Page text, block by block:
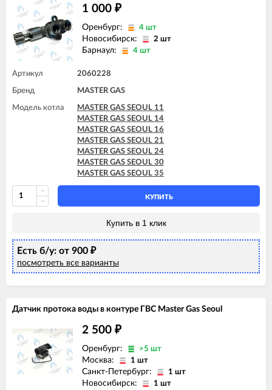
1 000 ₽
Оренбург: 4 шт
Новосибирск: 2 шт
Барнаул: 4 шт
Артикул 2060228
Бренд MASTER GAS
Модель котла
MASTER GAS SEOUL 11
MASTER GAS SEOUL 14
MASTER GAS SEOUL 16
MASTER GAS SEOUL 21
MASTER GAS SEOUL 24
MASTER GAS SEOUL 30
MASTER GAS SEOUL 35
КУПИТЬ
Купить в 1 клик
Есть б/у: от 900 ₽
посмотреть все варианты
Датчик протока воды в контуре ГВС Master Gas Seoul
2 500 ₽
Оренбург: >5 шт
Москва: 1 шт
Санкт-Петербург: 1 шт
Новосибирск: 1 шт